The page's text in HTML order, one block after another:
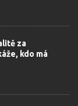
za
kdo má